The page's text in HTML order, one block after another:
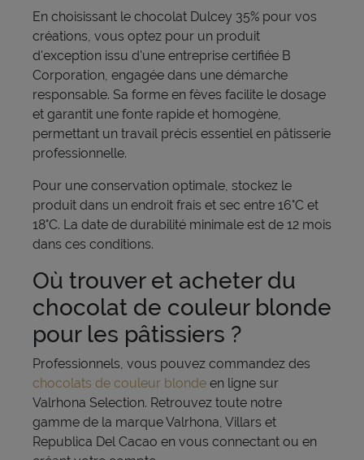
En choisissant le chocolat Dulcey 35% pour vos
créations, vous optez pour un produit
d'exception issu d'une entreprise certifiée B
Corporation, engagée dans une démarche
responsable. Sa forme en fèves facilite le dosage
et garantit une fonte rapide et homogène,
permettant un travail précis essentiel en pâtisserie
professionnelle.
Pour une conservation optimale, stockez le
produit dans un endroit frais et sec entre 16°C et
18°C. La date de durabilité minimale est de 12 mois
dans ces conditions.
Où trouver et acheter du
chocolat de couleur blonde
pour les pâtissiers ?
Professionnels, vous pouvez commandez des
chocolats de couleur blonde en ligne sur
Valrhona Selection. Retrouvez toute notre
gamme de la marque Valrhona, Villars et
Republica Del Cacao en vous connectant ou en